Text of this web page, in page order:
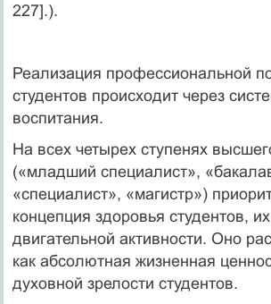
227].).
Реализация профессиональной
студентов происходит через
воспитания.
На всех четырех ступенях
(«младший специалист»,
«специалист», «магистр»)
концепция здоровья студентов,
двигательной активности. Оно
как абсолютная жизненная
духовной зрелости студентов.